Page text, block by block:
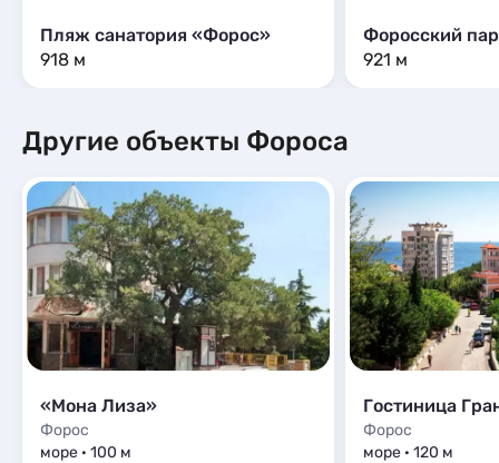
Пляж санатория «Форос»
918 м
Форосский
921 м
Другие объекты Фороса
«Мона Лиза»
Форос
море · 100 м
Гостиница
Форос
море · 120 м